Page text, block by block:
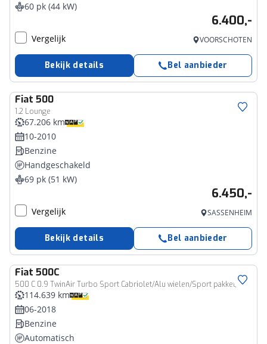
60 pk (44 kW)
6.400,-
Vergelijk VOORSCHOTEN
Bekijk details Bel aanbieder
Fiat 500
1.2 Lounge
67.206 km
10-2010
Benzine
Handgeschakeld
69 pk (51 kW)
6.450,-
Vergelijk SASSENHEIM
Bekijk details Bel aanbieder
Fiat 500C
500 C 0.9 TwinAir Turbo Sport Cabriolet/Alu wielen/Sport pakket/Airco-Ecc
114.639 km
06-2018
Benzine
Automatisch